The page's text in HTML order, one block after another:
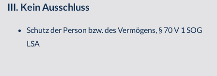
III. Kein Ausschluss
Schutz der Person bzw. des Vermögens, § 70 V 1 SOG
LSA